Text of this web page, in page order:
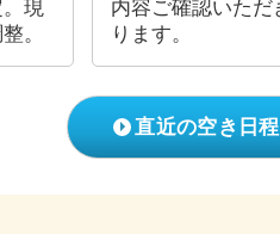
現
。
内容ご確認いただ
ります。
直近の空き日